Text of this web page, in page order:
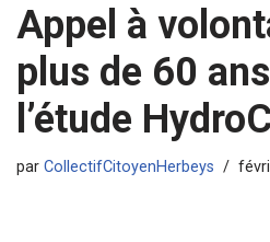
Appel à
plus de 60
l’étude
par CollectifCitoyenHerbeys